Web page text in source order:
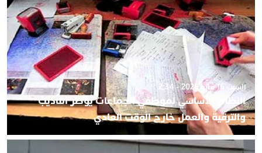
السبت 16 مايو 2026 - 2:34
النظام الأساسي لموظفي الجماعات يُؤطر التأديب
والترقية والعمل خارج الوقت العادي